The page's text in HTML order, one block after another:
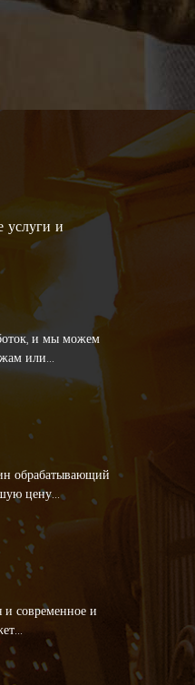
услуги и
и мы можем
или...
обрабатывающий
цену...
и современное и